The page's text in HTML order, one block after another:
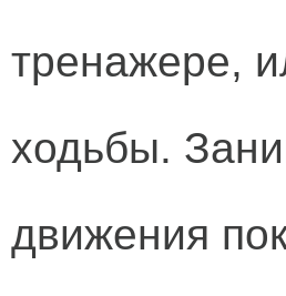
тренажере,
ходьбы.
движения